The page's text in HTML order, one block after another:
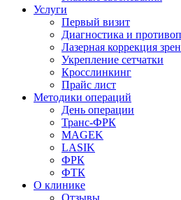
Услуги
Первый визит
Диагностика и
Лазерная коррекция
Укрепление сетчатки
Кросслинкинг
Прайс лист
Методики операций
День операции
Транс-ФРК
MAGEK
LASIK
ФРК
ФТК
О клинике
Отзывы